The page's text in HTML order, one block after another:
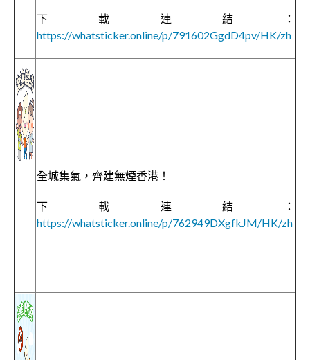
下載連結：
https://whatsticker.online/p/791602GgdD4pv/HK/zh
全城集氣，齊建無煙香港！
下載連結：
https://whatsticker.online/p/762949DXgfkJM/HK/zh